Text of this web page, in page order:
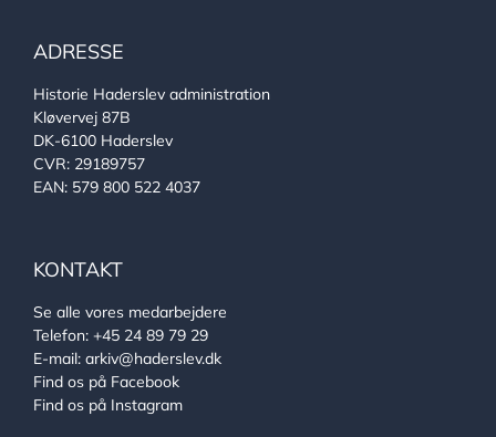
ADRESSE
Historie Haderslev administration
Kløvervej 87B
DK-6100 Haderslev
CVR: 29189757
EAN: 579 800 522 4037
KONTAKT
Se alle vores medarbejdere
Telefon: +45 24 89 79 29
E-mail: arkiv@haderslev.dk
Find os på Facebook
Find os på Instagram